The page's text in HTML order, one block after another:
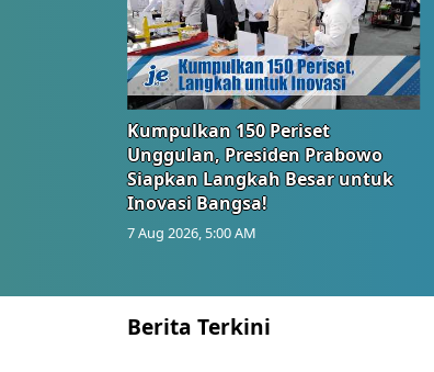
Kumpulkan 150 Periset
Unggulan, Presiden Prabowo
Siapkan Langkah Besar untuk
Inovasi Bangsa!
7 Aug 2026, 5:00 AM
Berita Terkini